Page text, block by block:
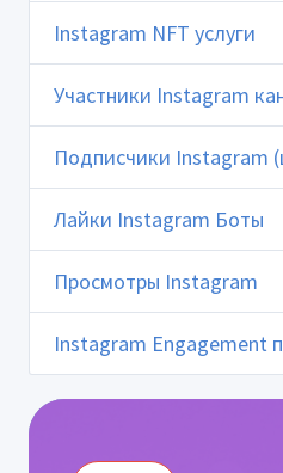
Instagram NFT услуги
Участники Instagram
Подписчики Instagram
Лайки Instagram Боты
Просмотры Instagram
Instagram Engagement